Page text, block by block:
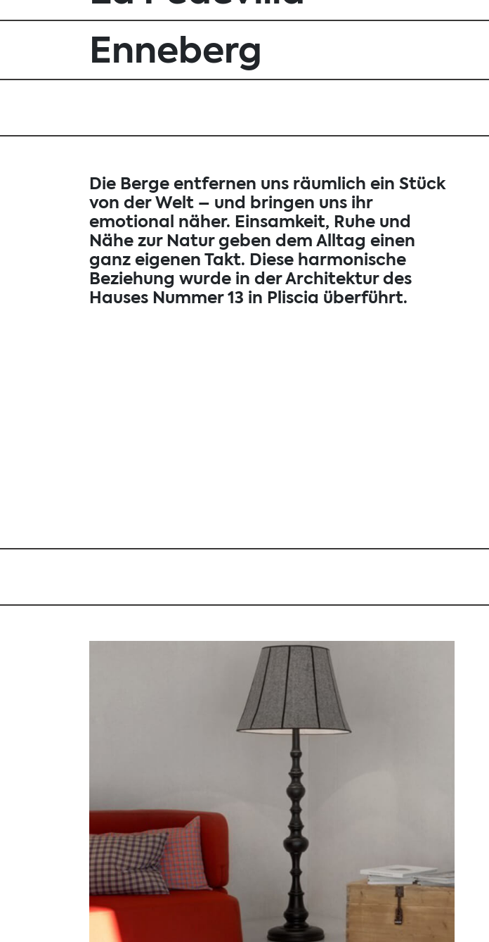
Enneberg
Die Berge entfernen uns räumlich ein Stück
von der Welt – und bringen uns ihr
emotional näher. Einsamkeit, Ruhe und
Nähe zur Natur geben dem Alltag einen
ganz eigenen Takt. Diese harmonische
Beziehung wurde in der Architektur des
Hauses Nummer 13 in Pliscia überführt.